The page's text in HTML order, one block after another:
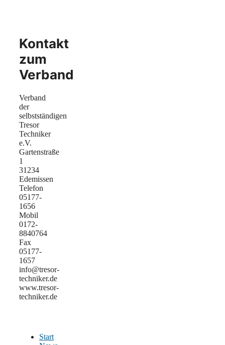
Kontakt
zum
Verband
Verband
der
selbstständigen
Tresor
Techniker
e.V.
Gartenstraße
1
31234
Edemissen
Telefon
05177-
1656
Mobil
0172-
8840764
Fax
05177-
1657
info@tresor-
techniker.de
www.tresor-
techniker.de
Start